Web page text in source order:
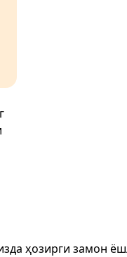
ҳозирги замон